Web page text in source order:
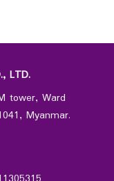
LTD.
tower, Ward
Myanmar.